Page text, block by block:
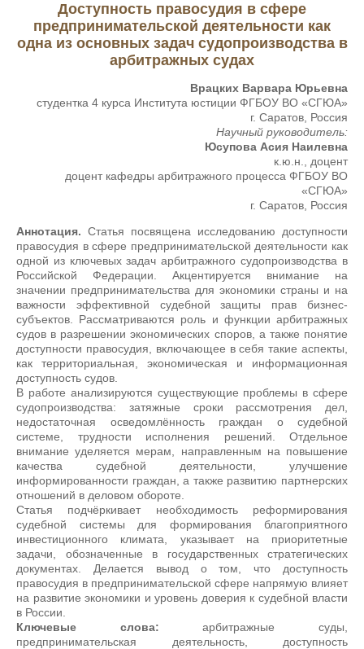
Доступность правосудия в сфере
предпринимательской деятельности как
одна из основных задач судопроизводства в
арбитражных судах
Врацких Варвара Юрьевна
студентка 4 курса Института юстиции ФГБОУ ВО «СГЮА»
г. Саратов, Россия
Научный руководитель:
Юсупова Асия Наилевна
к.ю.н., доцент
доцент кафедры арбитражного процесса ФГБОУ ВО
«СГЮА»
г. Саратов, Россия
Аннотация. Статья посвящена исследованию доступности
правосудия в сфере предпринимательской деятельности как
одной из ключевых задач арбитражного судопроизводства в
Российской Федерации. Акцентируется внимание на
значении предпринимательства для экономики страны и на
важности эффективной судебной защиты прав бизнес-
субъектов. Рассматриваются роль и функции арбитражных
судов в разрешении экономических споров, а также понятие
доступности правосудия, включающее в себя такие аспекты,
как территориальная, экономическая и информационная
доступность судов.
В работе анализируются существующие проблемы в сфере
судопроизводства: затяжные сроки рассмотрения дел,
недостаточная осведомлённость граждан о судебной
системе, трудности исполнения решений. Отдельное
внимание уделяется мерам, направленным на повышение
качества судебной деятельности, улучшение
информированности граждан, а также развитию партнерских
отношений в деловом обороте.
Статья подчёркивает необходимость реформирования
судебной системы для формирования благоприятного
инвестиционного климата, указывает на приоритетные
задачи, обозначенные в государственных стратегических
документах. Делается вывод о том, что доступность
правосудия в предпринимательской сфере напрямую влияет
на развитие экономики и уровень доверия к судебной власти
в России.
Ключевые слова: арбитражные суды,
предпринимательская деятельность, доступность